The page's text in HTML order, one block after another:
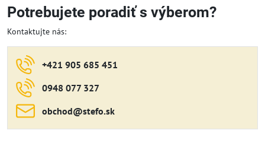
Potrebujete poradiť s výberom?
Kontaktujte nás:
+421 905 685 451
0948 077 327
obchod​@stefo​.sk